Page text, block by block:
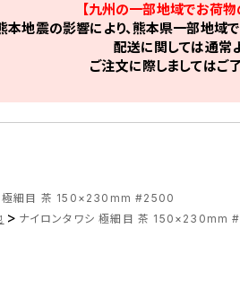
【九州の一部地域でお荷物
地震の影響により、熊本県一部地域
配送に関しては通常
ご注文に際しましてはご
極細目 茶 150×230mm #2500
> ナイロンタワシ 極細目 茶 150×230mm